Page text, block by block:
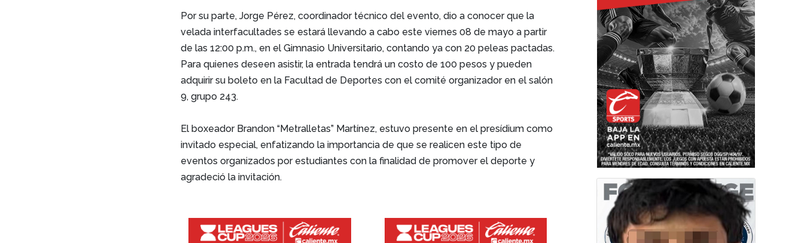
Por su parte, Jorge Pérez, coordinador técnico del evento, dio a conocer que la
velada interfacultades se estará llevando a cabo este viernes 08 de mayo a partir
de las 12:00 p.m., en el Gimnasio Universitario, contando ya con 20 peleas pactadas.
Para quienes deseen asistir, la entrada tendrá un costo de 100 pesos y pueden
adquirir su boleto en la Facultad de Deportes con el comité organizador en el salón
9, grupo 243.
El boxeador Brandon “Metralletas” Martínez, estuvo presente en el presídium como
invitado especial, enfatizando la importancia de que se realicen este tipo de
eventos organizados por estudiantes con la finalidad de promover el deporte y
agradeció la invitación.